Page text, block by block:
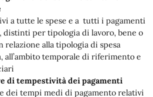
a tutte le spese e a tutti i pagamenti
distinti per tipologia di lavoro, bene o
relazione alla tipologia di spesa
all’ambito temporale di riferimento e
di tempestività dei pagamenti
dei tempi medi di pagamento relativi